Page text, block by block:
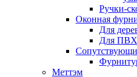
Ручки-
Оконная
Для
Для ПВХ
Меттэм